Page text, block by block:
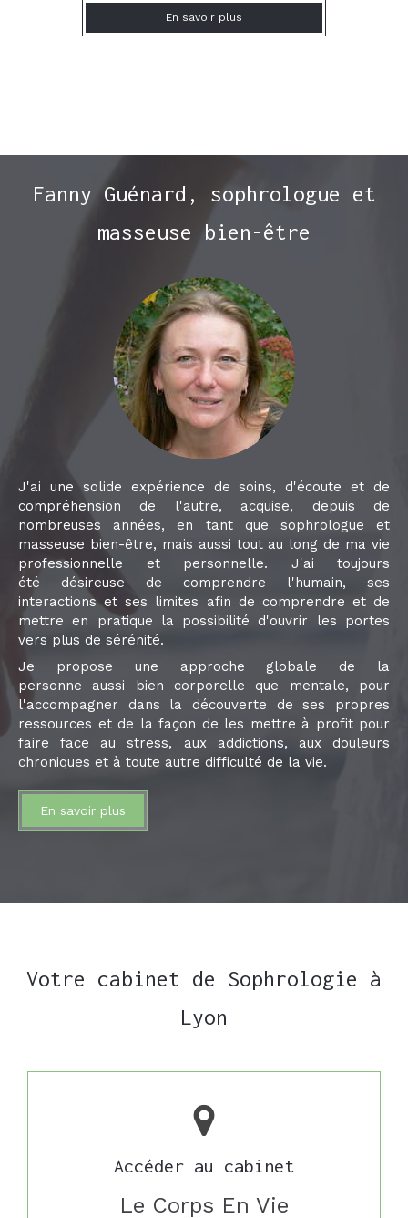
En savoir plus
Fanny Guénard, sophrologue et
masseuse bien-être
J'ai une solide expérience de soins, d'écoute et de
compréhension de l'autre, acquise, depuis de
nombreuses années, en tant que sophrologue et
masseuse bien-être, mais aussi tout au long de ma vie
professionnelle et personnelle. J'ai toujours
été désireuse de comprendre l'humain, ses
interactions et ses limites afin de comprendre et de
mettre en pratique la possibilité d'ouvrir les portes
vers plus de sérénité.
Je propose une approche globale de la
personne aussi bien corporelle que mentale, pour
l'accompagner dans la découverte de ses propres
ressources et de la façon de les mettre à profit pour
faire face au stress, aux addictions, aux douleurs
chroniques et à toute autre difficulté de la vie.
En savoir plus
Votre cabinet de Sophrologie à
Lyon
Accéder au cabinet
Le Corps En Vie